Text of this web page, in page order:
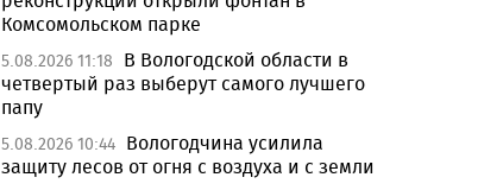
Комсомольском парке
5.08.2026 11:18
В Вологодской области в
четвертый раз выберут самого лучшего
папу
5.08.2026 10:44 Вологодчина усилила
защиту лесов от огня с воздуха и с земли